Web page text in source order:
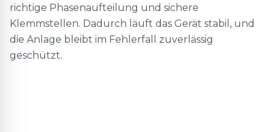
richtige Phasenaufteilung und sichere
Klemmstellen. Dadurch läuft das Gerät stabil, und
die Anlage bleibt im Fehlerfall zuverlässig
geschützt.